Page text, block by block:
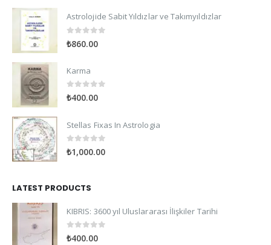
Astrolojide Sabit Yıldızlar ve Takımyıldızlar
0
₺860.00
Karma
0 out of 5
₺400.00
Stellas Fixas In Astrologia
0 out of 5
₺1,000.00
LATEST PRODUCTS
KIBRIS: 3600 yıl Uluslararası İlişkiler Tarihi
0 out of 5
₺400.00